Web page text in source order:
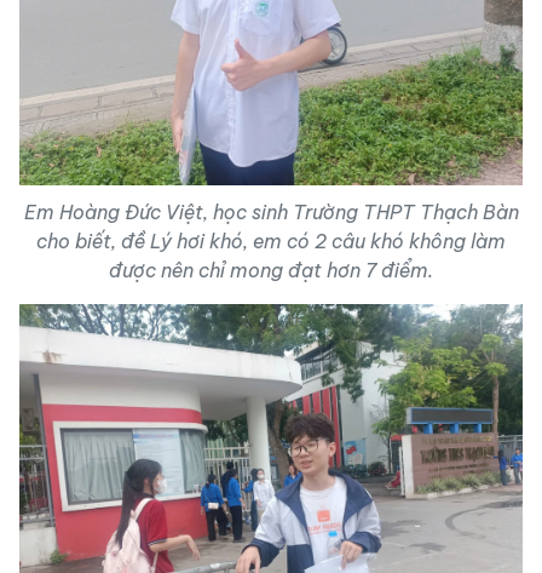
Em Hoàng Đức Việt, học sinh Trường THPT Thạch Bàn
cho biết, đề Lý hơi khó, em có 2 câu khó không làm
được nên chỉ mong đạt hơn 7 điểm.